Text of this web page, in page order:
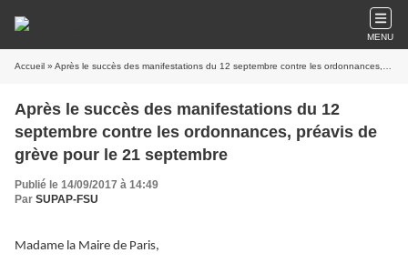
MENU
Accueil » Après le succès des manifestations du 12 septembre contre les ordonnances, préavis de grève pour le 21 septembre
Après le succès des manifestations du 12
septembre contre les ordonnances, préavis de
grève pour le 21 septembre
Publié le 14/09/2017 à 14:49
Par SUPAP-FSU
Madame la Maire de Paris,